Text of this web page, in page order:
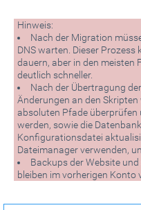
Hinweis:
Nach der Migration
DNS warten. Dieser
dauern, aber in den meisten
deutlich schneller.
Nach der Übertragung
Änderungen an den
absoluten Pfade überprüfen
werden, sowie die
Konfigurationsdatei
Dateimanager verwenden,
Backups der Website
bleiben im vorherigen Konto